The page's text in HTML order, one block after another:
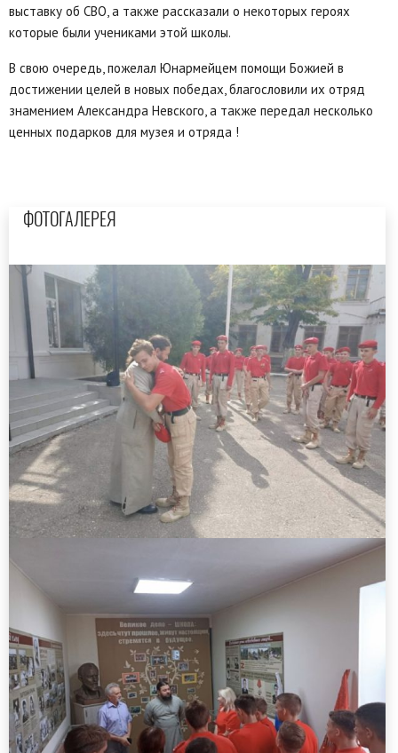
выставку об СВО, а также рассказали о некоторых героях
которые были учениками этой школы.
В свою очередь, пожелал Юнармейцем помощи Божией в
достижении целей в новых победах, благословили их отряд
знамением Александра Невского, а также передал несколько
ценных подарков для музея и отряда !
ФОТОГАЛЕРЕЯ